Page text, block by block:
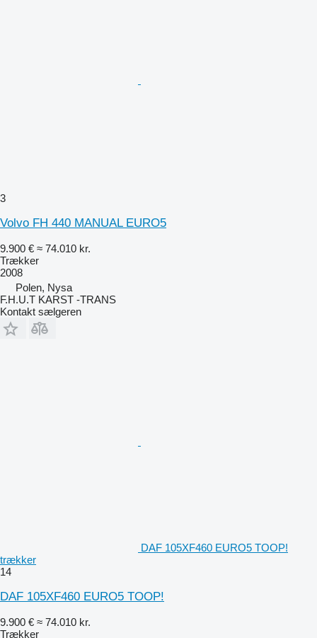
3
Volvo FH 440 MANUAL EURO5
9.900 € ≈ 74.010 kr.
Trækker
2008
Polen, Nysa
F.H.U.T KARST -TRANS
Kontakt sælgeren
DAF 105XF460 EURO5 TOOP!
trækker
14
DAF 105XF460 EURO5 TOOP!
9.900 € ≈ 74.010 kr.
Trækker